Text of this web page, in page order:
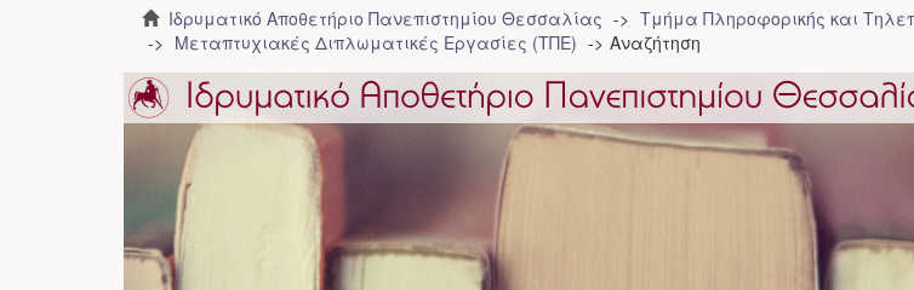
Ιδρυματικό Αποθετήριο Πανεπιστημίου Θεσσαλίας
Τμήμα Πληροφορικής και
Μεταπτυχιακές Διπλωματικές Εργασίες (ΤΠΕ)
Αναζήτηση